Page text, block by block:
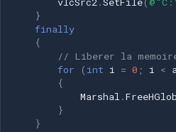
}
finally
{
// Liberer la memoire
for
( int i = 0 ; i <
{
Marshal .
}
}